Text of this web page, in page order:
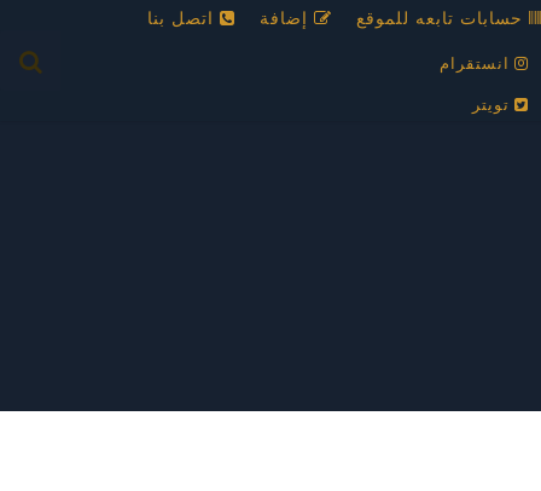
حسابات تابعه للموقع
انستقرام
تويتر
إضافة اتصل بنا